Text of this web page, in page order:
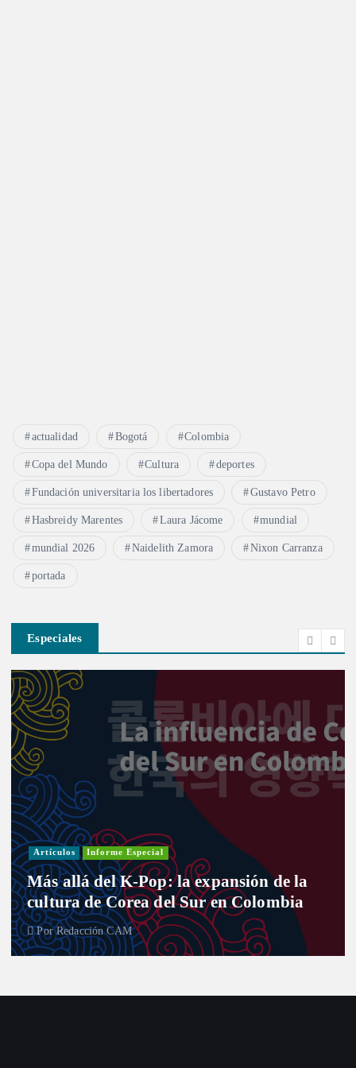
actualidad Bogotá Colombia
Copa del Mundo Cultura deportes
Fundación universitaria los libertadores Gustavo Petro
Hasbreidy Marentes Laura Jácome mundial
mundial 2026 Naidelith Zamora Nixon Carranza
portada
Especiales
Artículos Informe Especial
Más allá del K-Pop: la expansión de la
cultura de Corea del Sur en Colombia
PorRedacción CAM